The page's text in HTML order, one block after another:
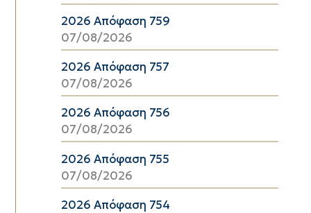
2026 Απόφαση 759
07/08/2026
2026 Απόφαση 757
07/08/2026
2026 Απόφαση 756
07/08/2026
2026 Απόφαση 755
07/08/2026
2026 Απόφαση 754